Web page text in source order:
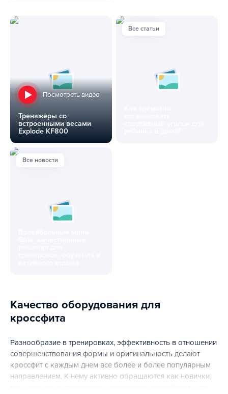
Посмотреть видео
Тренажеры со
встроенными весами
Explode KF800
Тренажеры со встроенными весами Explode KF800
Все статьи
Все новости
Качество оборудования для
кроссфита
Разнообразие в тренировках, эффективность в отношении
совершенствования формы и оригинальность делают
кроссфит с каждым днем все более и более популярным
направлением. К нему активно обращаются как новички,